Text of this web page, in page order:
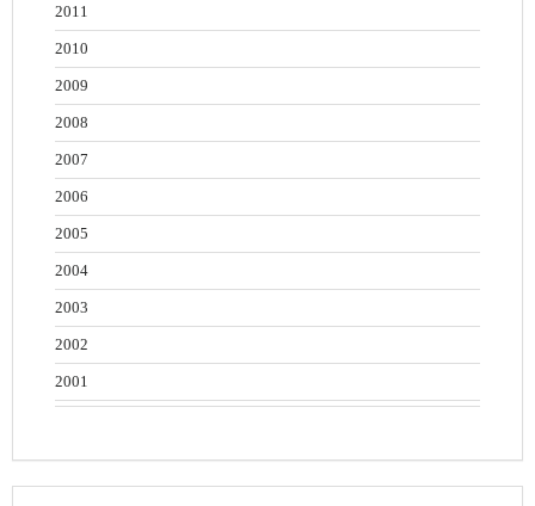
2011
2010
2009
2008
2007
2006
2005
2004
2003
2002
2001